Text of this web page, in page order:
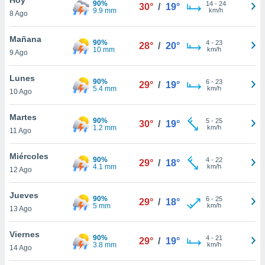
y
en
más
de
8 Ago
90%
9.9 mm
30° / 19° 14- 24
km/h
Mañana
9 Ago
90%
10 mm
28° / 20° 4- 23
km/h
Lunes
10 Ago
90%
5.4 mm
29° / 19° 6- 23
km/h
Martes
11 Ago
90%
1.2 mm
30° / 19° 5- 25
km/h
Miércoles
12 Ago
90%
4.1 mm
29° / 18° 4- 22
km/h
Jueves
13 Ago
90%
5 mm
29° / 18° 6- 25
km/h
Viernes
14 Ago
90%
3.8 mm
29° / 19° 4- 21
km/h